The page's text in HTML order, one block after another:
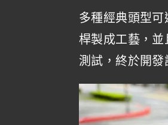
多種經典頭型
桿製成工藝，
測試，終於開發